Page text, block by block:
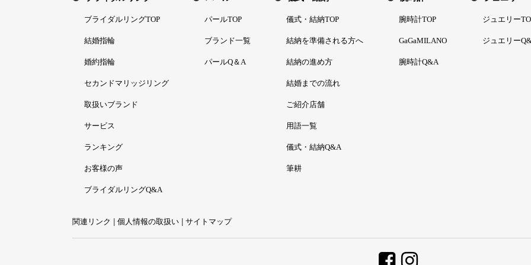
ブライダルリングTOP
結婚指輪
婚約指輪
セカンドマリッジリング
取扱いブランド
サービス
ランキング
お客様の声
ブライダルリングQ&A
パールTOP
ブランド一覧
パールQ＆A
儀式・結納TOP
結納を準備される方へ
結納の進め方
結婚までの流れ
ご紹介店舗
用語一覧
儀式・結納Q&A
筆耕
腕時計TOP
GaGaMILANO
腕時計Q&A
ジュエリー
ジュエリー
関連リンク 個人情報の取扱い サイトマップ